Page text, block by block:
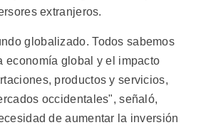
extranjeros.
globalizado. Todos sabemos
economía global y el impacto
productos y servicios,
occidentales", señaló,
de aumentar la inversión